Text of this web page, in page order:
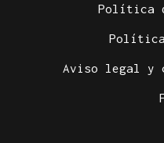
Política
Aviso legal y